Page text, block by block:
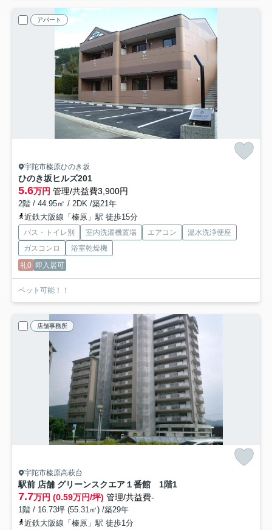
アパート
宇陀市榛原ひのき坂
ひのき坂ヒルズ201
5.6万円 管理/共益費3,900円
2階 / 44.95㎡ / 2DK /築21年
近鉄大阪線「榛原」駅 徒歩15分
バス・トイレ別 室内洗濯機置場 エアコン
温水洗浄便座
ガスコンロ
浴室乾燥機
礼0 即入居可
ペット可能！！
店舗事務所
宇陀市榛原高萩台
駅前 店舗 グリーンスクエア１番館 1階1
7.7万円 (0.59万円/坪) 管理/共益費-
1階 / 16.73坪 (55.31㎡) /築29年
近鉄大阪線「榛原」駅 徒歩1分